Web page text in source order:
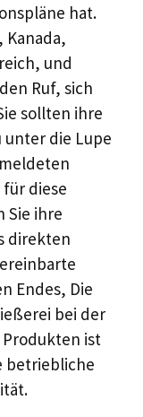
hat.
Kanada,
und
Ruf, sich
sollten ihre
unter die Lupe
diese
Sie ihre
direkten
Endes, Die
bei der
ist
betriebliche